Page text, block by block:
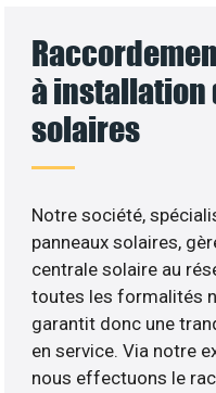
à installation
solaires
Notre société,
panneaux solaires,
centrale solaire au
toutes les formalités
garantit donc une
en service. Via notre
nous effectuons le